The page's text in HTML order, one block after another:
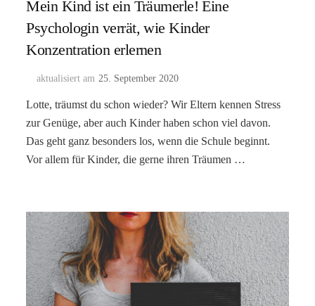
Mein Kind ist ein Träumerle! Eine
Psychologin verrät, wie Kinder
Konzentration erlernen
aktualisiert am 25. September 2020
Lotte, träumst du schon wieder? Wir Eltern kennen Stress
zur Genüge, aber auch Kinder haben schon viel davon.
Das geht ganz besonders los, wenn die Schule beginnt.
Vor allem für Kinder, die gerne ihren Träumen …